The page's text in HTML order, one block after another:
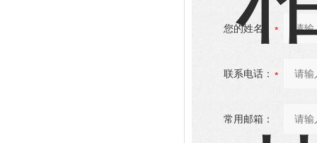
您的姓名：
联系电话：
常用邮箱：